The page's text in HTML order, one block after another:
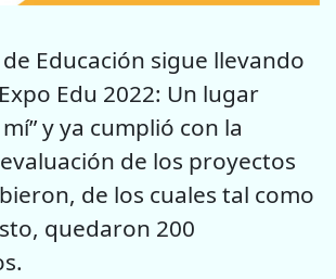
Educación sigue llevando
Edu 2022: Un lugar
y ya cumplió con la
de los proyectos
de los cuales tal como
quedaron 200